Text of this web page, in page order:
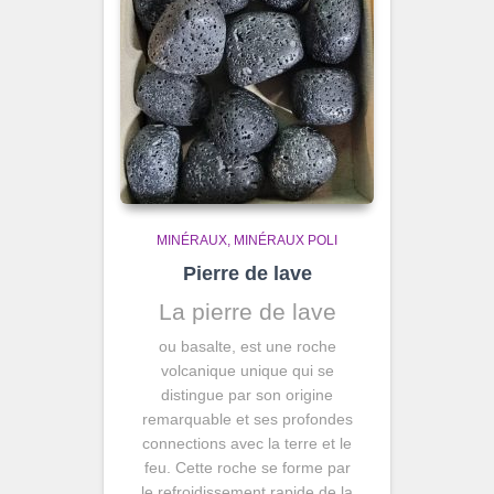
MINÉRAUX MINÉRAUX POLI
Pierre de lave
La pierre de lave
ou basalte, est une roche
volcanique unique qui se
distingue par son origine
remarquable et ses profondes
connections avec la terre et le
feu. Cette roche se forme par